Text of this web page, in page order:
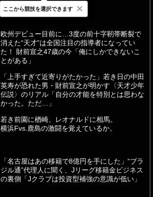
最新 24時間 週間
欧州デビュー目前に…3度の前十字靭帯断裂で
消えた“天才”は全国注目の指導者になってい
た！ 財前宣之47歳の今「俺にしかできないこ
とがある」
「上手すぎて近寄りがたかった」若き日の中田
英寿が恐れた男・財前宣之が明かす〈天才少年
伝説〉のリアル「自分の才能を特別とは思わな
かった。ただ…」
若き前園に楢崎、レオナルドに相馬。
横浜Fvs.鹿島の激闘を覚えているか。
「名古屋はあの移籍で8億円を手にした」“ブラ
ジル通”代理人に聞く、Jリーグ移籍金ビジネス
の裏側「Jクラブは投資型補強の意識が低い」
ここから競技を選択できます ×